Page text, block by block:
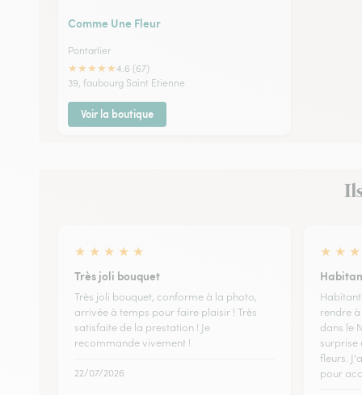
Comme Une Fleur
Pontarlier
★★★★★4.6 (67)
39, faubourg Saint Etienne
Voir la boutique
★ ★ ★ ★ ★
Très joli bouquet
Très joli bouquet, conforme à la photo,
arrivée à temps pour faire plaisir ! Très
satisfaite de la prestation ! Je
recommande vivement !
22/07/2026
★ ★ ★
rendre
dans le
surprise
fleurs.
pour